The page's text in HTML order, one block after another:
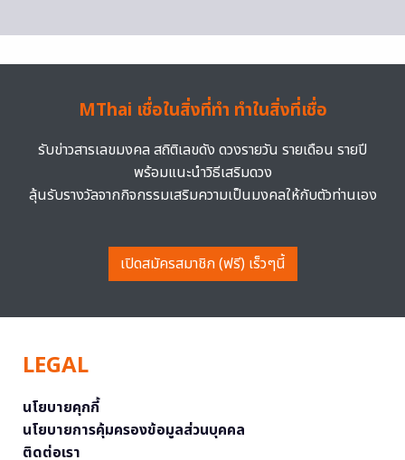
MThai เชื่อในสิ่งที่ทำ ทำในสิ่งที่เชื่อ
รับข่าวสารเลขมงคล สถิติเลขดัง ดวงรายวัน รายเดือน รายปี
พร้อมแนะนำวิธีเสริมดวง
ลุ้นรับรางวัลจากกิจกรรมเสริมความเป็นมงคลให้กับตัวท่านเอง
เปิดสมัครสมาชิก (ฟรี) เร็วๆนี้
LEGAL
นโยบายคุกกี้
นโยบายการคุ้มครองข้อมูลส่วนบุคคล
ติดต่อเรา